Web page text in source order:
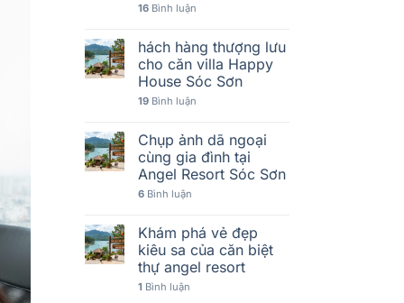
16Bình luận
hách hàng thượng lưu
cho căn villa Happy
House Sóc Sơn
19Bình luận
Chụp ảnh dã ngoại
cùng gia đình tại
Angel Resort Sóc Sơn
6Bình luận
Khám phá vẻ đẹp
kiêu sa của căn biệt
thự angel resort
1 Bình luận